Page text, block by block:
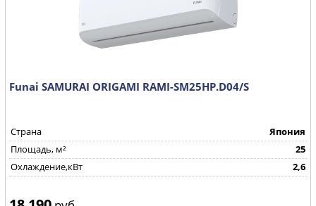
Funai SAMURAI ORIGAMI RAMI-SM25HP.D04/S
Страна
Япония
Площадь, м²
25
Охлаждение,кВт
2,6